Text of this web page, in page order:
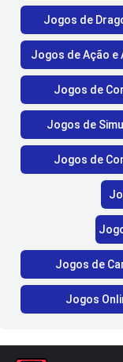
Jogos de
Jogos de Ação e
Jogos de
Jogos de
Jogos de
Jogos de
Jogos